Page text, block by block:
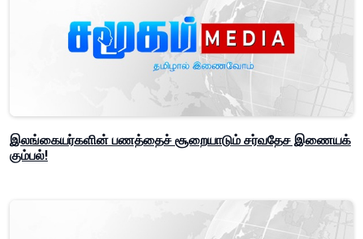
இலங்கையர்களின் பணத்தைச் சூறையாடும் சர்வதேச இணையக்
கும்பல்!